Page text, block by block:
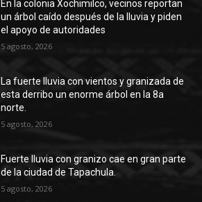
En la colonia Xochimilco, vecinos reportan
un árbol caído después de la lluvia y piden
el apoyo de autoridades
5 agosto, 2026
La fuerte lluvia con vientos y granizada de
esta derribo un enorme árbol en la 8a
norte.
5 agosto, 2026
Fuerte lluvia con granizo cae en gran parte
de la ciudad de Tapachula.
5 agosto, 2026